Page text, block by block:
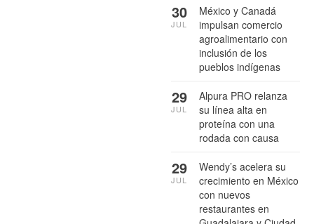
México y Canadá
impulsan comercio
agroalimentario con
inclusión de los
pueblos indígenas
30
JUL
Alpura PRO relanza
su línea alta en
proteína con una
rodada con causa
29
JUL
Wendy’s acelera su
crecimiento en México
con nuevos
restaurantes en
29
JUL